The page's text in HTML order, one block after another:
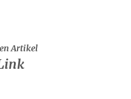
Artikel: